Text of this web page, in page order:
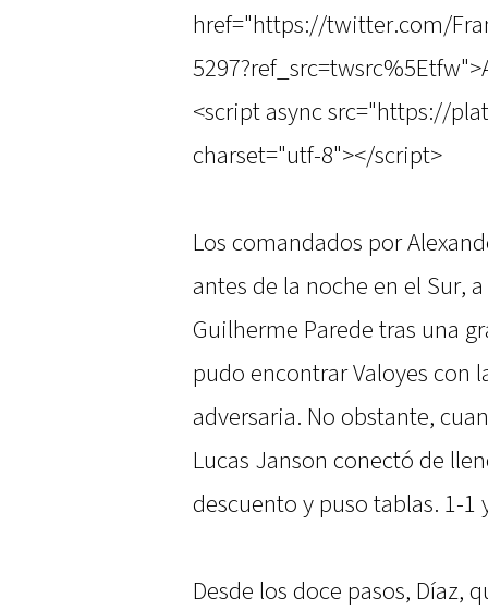
href="https://twitter.com/
<script async src="https://
charset="utf-8"></script>
Los comandados por
antes de la noche en el Sur,
Guilherme Parede tras una
pudo encontrar Valoyes con
adversaria. No obstante,
Lucas Janson conectó de
descuento y puso tablas. 1-1
Desde los doce pasos, Díaz,